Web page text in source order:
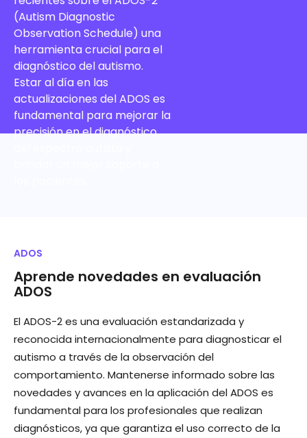
(Autism Diagnostic
Observation Schedule) una
herramienta crucial para el
diagnóstico del autismo.
Estar al día en las
actualizaciones del ADOS es
fundamental para mejorar la
precisión en el diagnóstico
ADOS
Aprende novedades en evaluación
ADOS
El ADOS-2 es una evaluación estandarizada y
reconocida internacionalmente para diagnosticar el
autismo a través de la observación del
comportamiento. Mantenerse informado sobre las
novedades y avances en la aplicación del ADOS es
fundamental para los profesionales que realizan
diagnósticos, ya que garantiza el uso correcto de la